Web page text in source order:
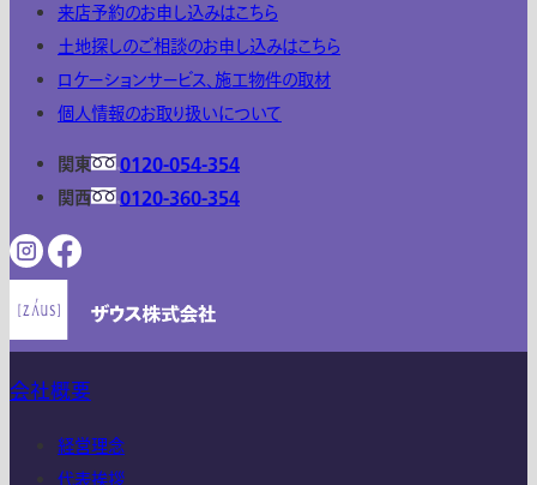
来店予約のお申し込みはこちら
土地探しのご相談のお申し込みはこちら
ロケーションサービス、施工物件の取材
個人情報のお取り扱いについて
関東
0120-054-354
関西
0120-360-354
会社概要
経営理念